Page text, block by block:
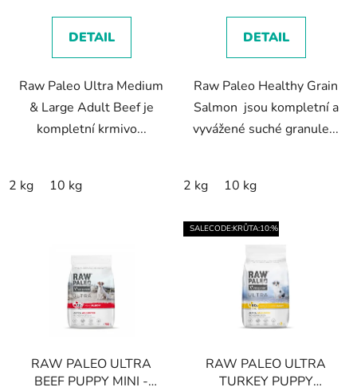
z
DETAIL
Raw Paleo Ultra Medium
& Large Adult Beef je
kompletní krmivo...
2 kg 10 kg
z
DETAIL
Raw Paleo Healthy Grain
Salmon jsou kompletní a
vyvážené suché granule...
2 kg 10 kg
RAW PALEO ULTRA
BEEF PUPPY MINI -
SALECODE:KRŮTA:10:%
RAW PALEO ULTRA
TURKEY PUPPY